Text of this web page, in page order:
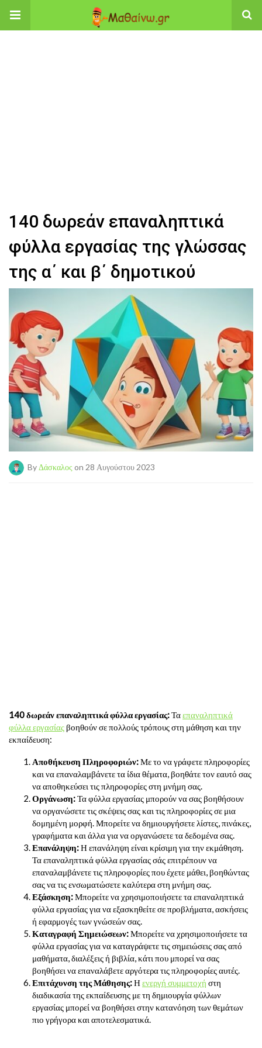
140 δωρεάν επαναληπτικά
φύλλα εργασίας της γλώσσας
της α΄ και β΄ δημοτικού
By Δάσκαλος on 28 Αυγούστου 2023
140 δωρεάν επαναληπτικά φύλλα εργασίας:Ταεπαναληπτικά
φύλλα εργασίας βοηθούν σε πολλούς τρόπους στη μάθηση και την
εκπαίδευση:
Αποθήκευση Πληροφοριών:Με το να γράφετε πληροφορίες
και να επαναλαμβάνετε τα ίδια θέματα, βοηθάτε τον εαυτό σας
να αποθηκεύσει τις πληροφορίες στη μνήμη σας.
Οργάνωση:Τα φύλλα εργασίας μπορούν να σας βοηθήσουν
να οργανώσετε τις σκέψεις σας και τις πληροφορίες σε μια
δομημένη μορφή. Μπορείτε να δημιουργήσετε λίστες, πινάκες,
γραφήματα και άλλα για να οργανώσετε τα δεδομένα σας.
Επανάληψη:Η επανάληψη είναι κρίσιμη για την εκμάθηση.
Τα επαναληπτικά φύλλα εργασίας σάς επιτρέπουν να
επαναλαμβάνετε τις πληροφορίες που έχετε μάθει, βοηθώντας
σας να τις ενσωματώσετε καλύτερα στη μνήμη σας.
Εξάσκηση:Μπορείτε να χρησιμοποιήσετε τα επαναληπτικά
φύλλα εργασίας για να εξασκηθείτε σε προβλήματα, ασκήσεις
ή εφαρμογές των γνώσεών σας.
Καταγραφή Σημειώσεων:Μπορείτε να χρησιμοποιήσετε τα
φύλλα εργασίας για να καταγράψετε τις σημειώσεις σας από
μαθήματα, διαλέξεις ή βιβλία, κάτι που μπορεί να σας
βοηθήσει να επαναλάβετε αργότερα τις πληροφορίες αυτές.
Επιτάχυνση της Μάθησης:Ηενεργή συμμετοχή στη
διαδικασία της εκπαίδευσης με τη δημιουργία φύλλων
εργασίας μπορεί να βοηθήσει στην κατανόηση των θεμάτων
πιο γρήγορα και αποτελεσματικά.